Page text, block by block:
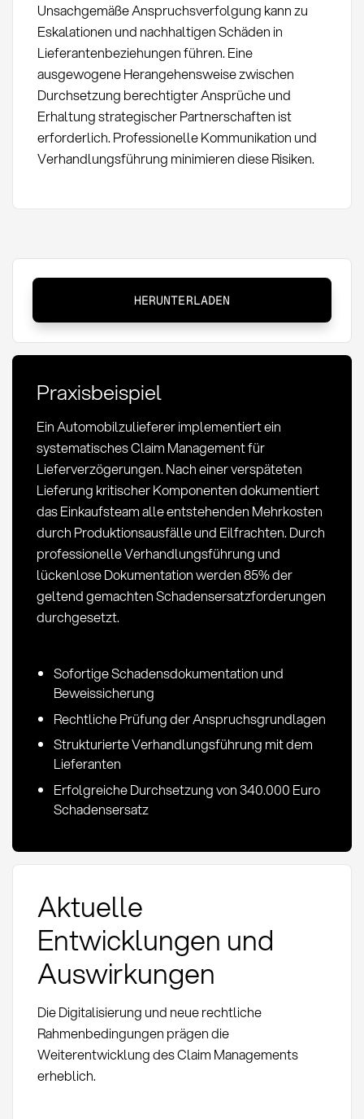
Unsachgemäße Anspruchsverfolgung kann zu
Eskalationen und nachhaltigen Schäden in
Lieferantenbeziehungen führen. Eine
ausgewogene Herangehensweise zwischen
Durchsetzung berechtigter Ansprüche und
Erhaltung strategischer Partnerschaften ist
erforderlich. Professionelle Kommunikation und
Verhandlungsführung minimieren diese Risiken.
Management:
Definition,
Prozess
KPIs
Einkauf
HERUNTERLADEN
Praxisbeispiel
Ein Automobilzulieferer implementiert ein
systematisches Claim Management für
Lieferverzögerungen. Nach einer verspäteten
Lieferung kritischer Komponenten dokumentiert
das Einkaufsteam alle entstehenden Mehrkosten
durch Produktionsausfälle und Eilfrachten. Durch
professionelle Verhandlungsführung und
lückenlose Dokumentation werden 85% der
geltend gemachten Schadensersatzforderungen
durchgesetzt.
Sofortige Schadensdokumentation und
Beweissicherung
Rechtliche Prüfung der Anspruchsgrundlagen
Strukturierte Verhandlungsführung mit dem
Lieferanten
Erfolgreiche Durchsetzung von 340.000 Euro
Schadensersatz
Aktuelle
Entwicklungen und
Auswirkungen
Die Digitalisierung und neue rechtliche
Rahmenbedingungen prägen die
Weiterentwicklung des Claim Managements
erheblich.